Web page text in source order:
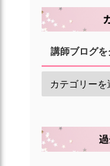
講師ブログ